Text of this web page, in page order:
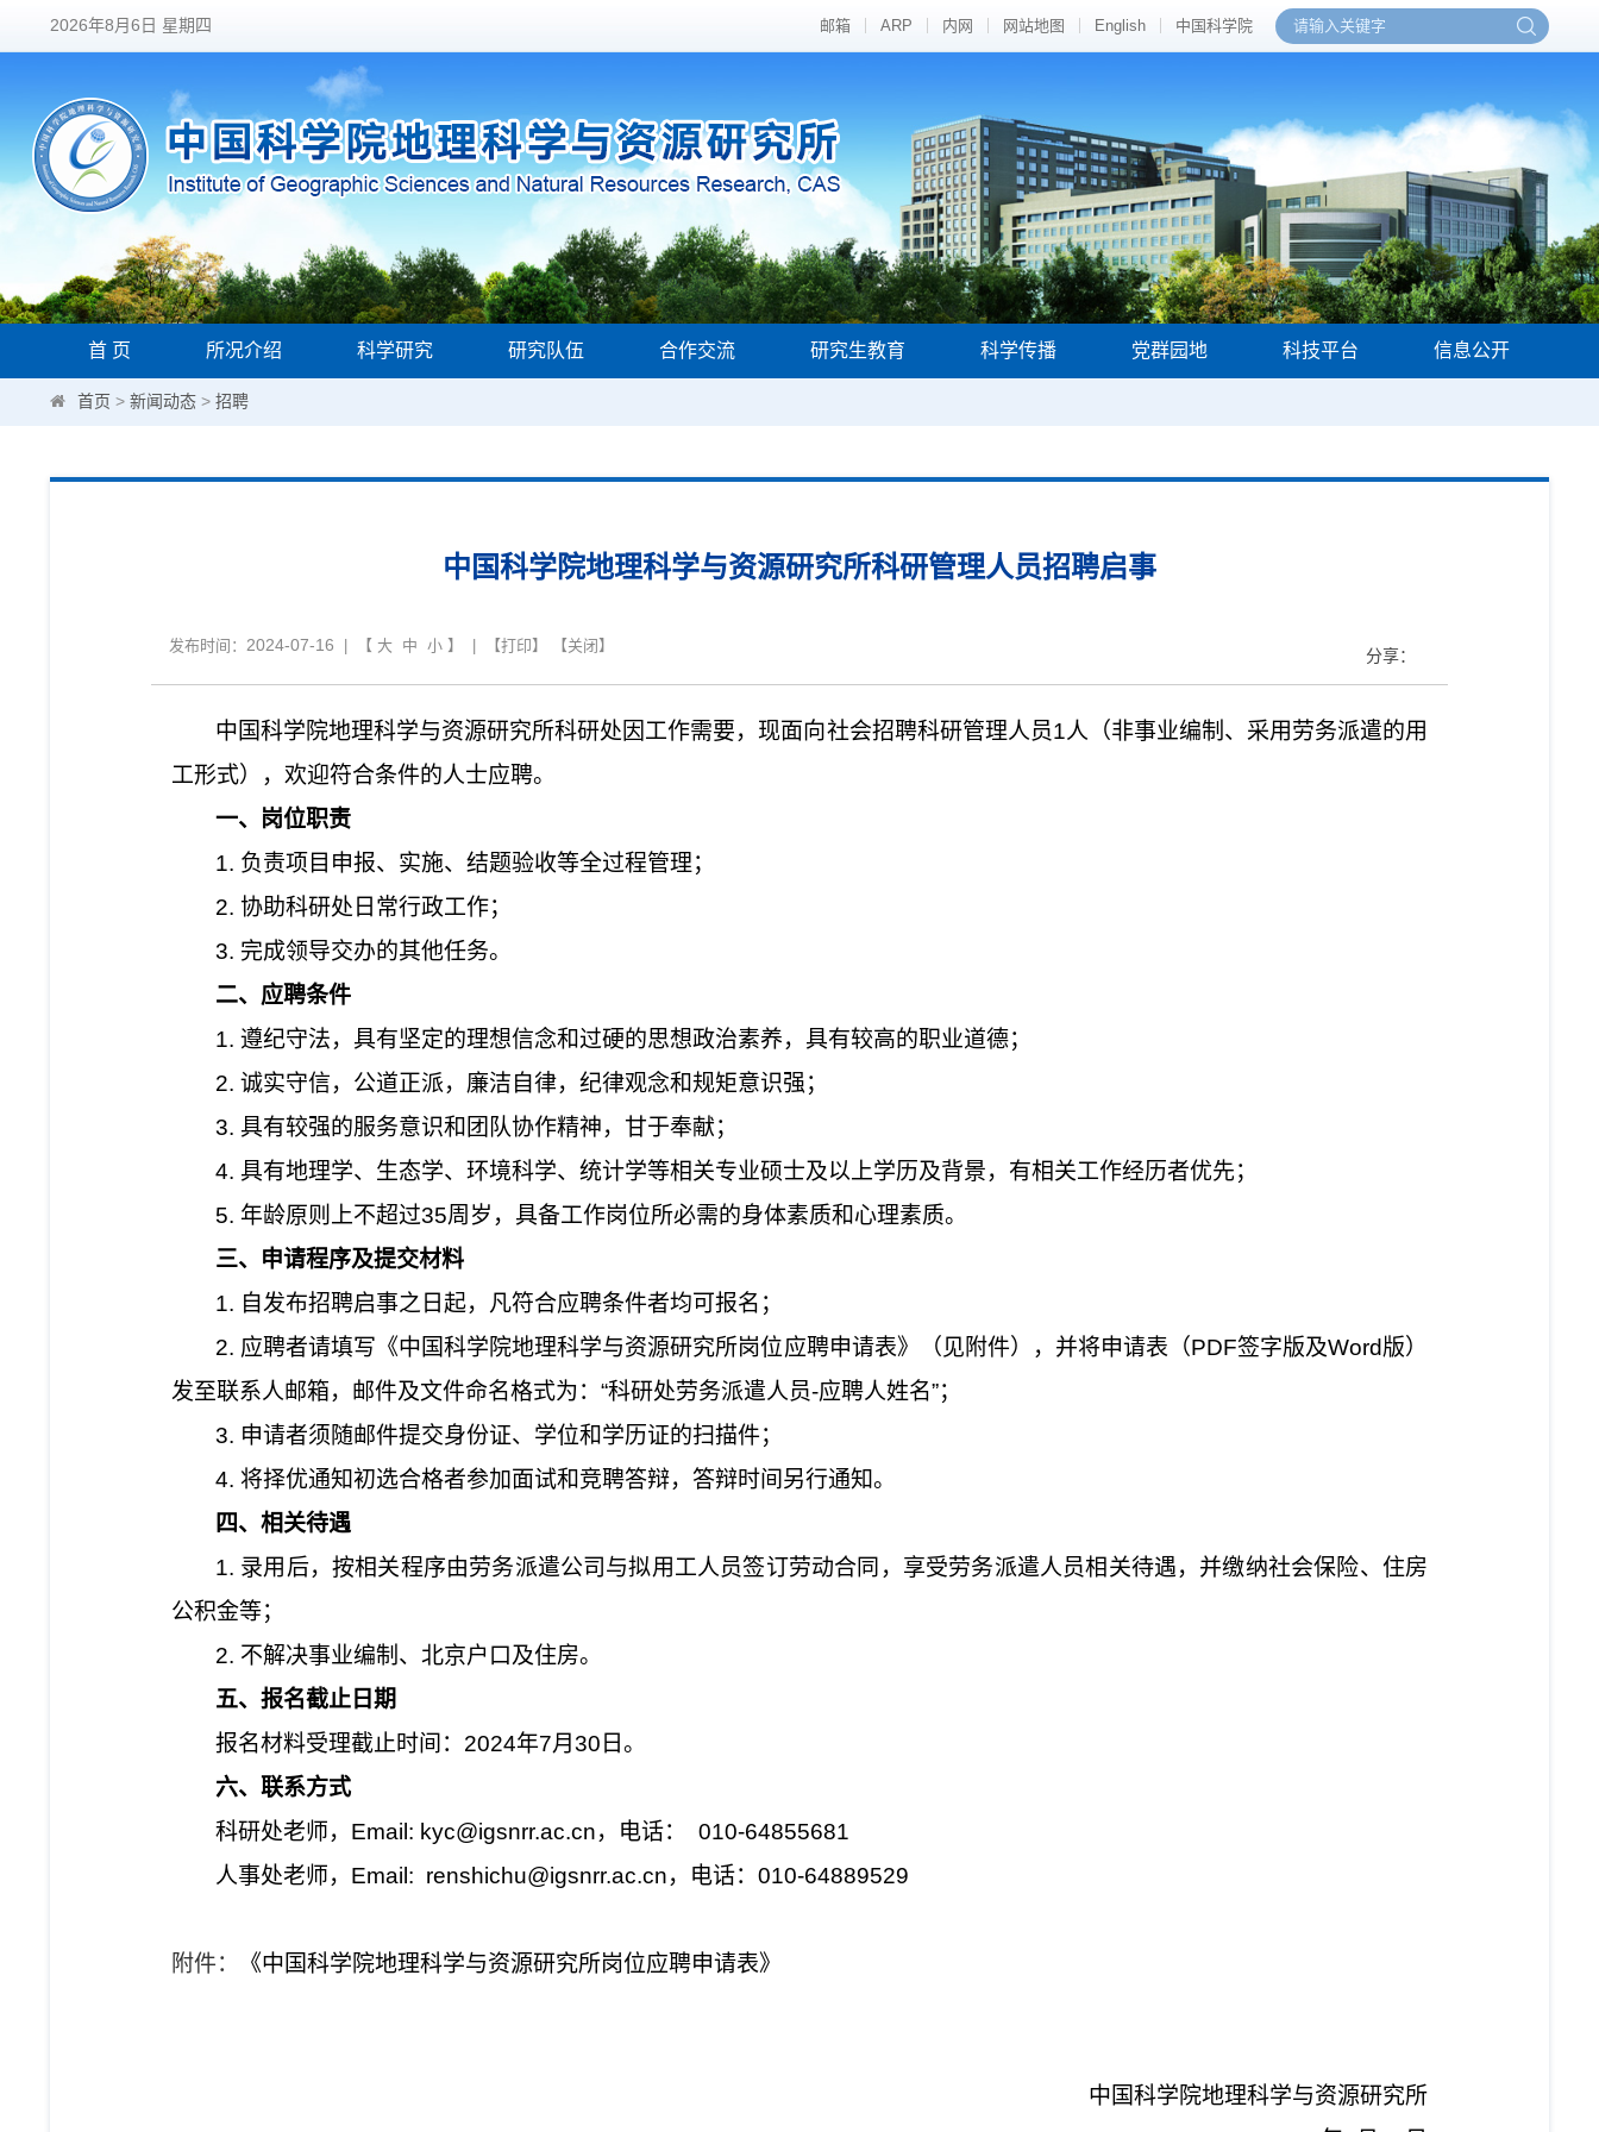
2026年8月6日 星期四 邮箱 ARP 内网 网站地图 English 中国科学院
首 页 所况介绍 科学研究 研究队伍 合作交流 研究生教育 科学传播 党群园地 科技平台 信息公开
首页 > 新闻动态 > 招聘
中国科学院地理科学与资源研究所科研管理人员招聘启事
发布时间： 2024-07-16 | 【 大 中 小 】 | 【打印】 【关闭 】
分享：
中国科学院地理科学与资源研究所科研处因工作需要，现面向社会招聘科研管理人员1人（非事业编制、采用劳务派遣的用
工形式），欢迎符合条件的人士应聘。
一、岗位职责
1. 负责项目申报、实施、结题验收等全过程管理；
2. 协助科研处日常行政工作；
3. 完成领导交办的其他任务。
二、应聘条件
1. 遵纪守法，具有坚定的理想信念和过硬的思想政治素养，具有较高的职业道德；
2. 诚实守信，公道正派，廉洁自律，纪律观念和规矩意识强；
3. 具有较强的服务意识和团队协作精神，甘于奉献；
4. 具有地理学、生态学、环境科学、统计学等相关专业硕士及以上学历及背景，有相关工作经历者优先；
5. 年龄原则上不超过35周岁，具备工作岗位所必需的身体素质和心理素质。
三、申请程序及提交材料
1. 自发布招聘启事之日起，凡符合应聘条件者均可报名；
2. 应聘者请填写《中国科学院地理科学与资源研究所岗位应聘申请表》（见附件），并将申请表（PDF签字版及Word版）
发至联系人邮箱，邮件及文件命名格式为： “科研处劳务派遣人员-应聘人姓名”；
3. 申请者须随邮件提交身份证、学位和学历证的扫描件；
4. 将择优通知初选合格者参加面试和竞聘答辩，答辩时间另行通知。
四、相关待遇
1. 录用后，按相关程序由劳务派遣公司与拟用工人员签订劳动合同，享受劳务派遣人员相关待遇，并缴纳社会保险、住房
公积金等；
2. 不解决事业编制、北京户口及住房。
五、报名截止日期
报名材料受理截止时间： 2024年7月30 日。
六、联系方式
科研处老师， Email: kyc@igsnrr.ac.cn，电话：
010-64855681
人事处老师， Email: renshichu@igsnrr.ac.cn，电话： 010-64889529
附件： 《中国科学院地理科学与资源研究所岗位应聘申请表》
中国科学院地理科学与资源研究所